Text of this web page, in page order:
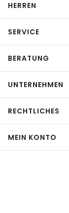
HERREN
SERVICE
BERATUNG
UNTERNEHMEN
RECHTLICHES
MEIN KONTO